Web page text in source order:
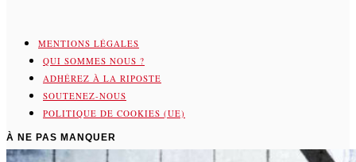
MENTIONS LÉGALES
QUI SOMMES NOUS ?
ADHÉREZ À LA RIPOSTE
SOUTENEZ-NOUS
POLITIQUE DE COOKIES (UE)
À NE PAS MANQUER